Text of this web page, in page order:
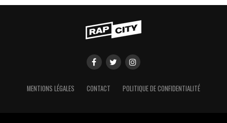
MENTIONS LÉGALES CONTACT POLITIQUE DE CONFIDENTIALITÉ